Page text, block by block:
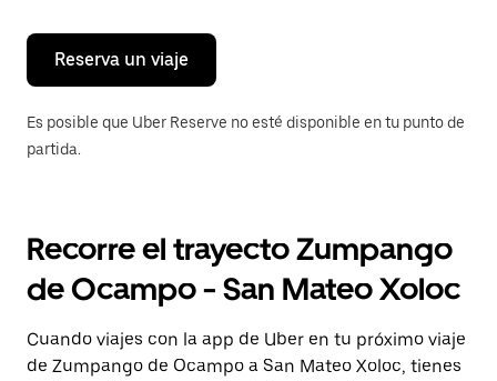
calendario.
Reserva un viaje
Es posible que Uber Reserve no esté disponible en tu punto de
partida.
Recorre el trayecto Zumpango
de Ocampo - San Mateo Xoloc
Cuando viajes con la app de Uber en tu próximo viaje
de Zumpango de Ocampo a San Mateo Xoloc, tienes